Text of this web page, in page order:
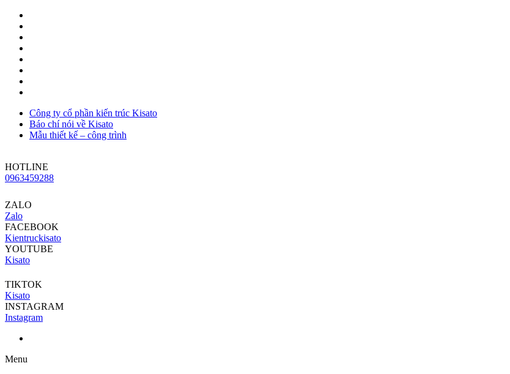
Công ty cổ phần kiến trúc Kisato
Báo chí nói về Kisato
Mẫu thiết kế – công trình
HOTLINE
0963459288
ZALO
Zalo
FACEBOOK
Kientruckisato
YOUTUBE
Kisato
TIKTOK
Kisato
INSTAGRAM
Instagram
Menu